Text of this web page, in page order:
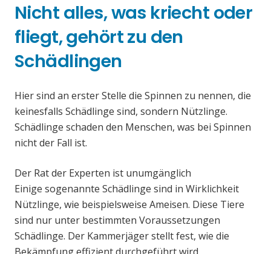
Nicht alles, was kriecht oder
fliegt, gehört zu den
Schädlingen
Hier sind an erster Stelle die Spinnen zu nennen, die
keinesfalls Schädlinge sind, sondern Nützlinge.
Schädlinge schaden den Menschen, was bei Spinnen
nicht der Fall ist.
Der Rat der Experten ist unumgänglich
Einige sogenannte Schädlinge sind in Wirklichkeit
Nützlinge, wie beispielsweise Ameisen. Diese Tiere
sind nur unter bestimmten Voraussetzungen
Schädlinge. Der Kammerjäger stellt fest, wie die